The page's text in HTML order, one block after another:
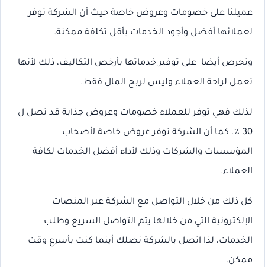
عميلنا على خصومات وعروض خاصة حيث أن الشركة توفر
لعملائها أفضل وأجود الخدمات بأقل تكلفة ممكنة.
وتحرص أيضا على توفير خدماتها بأرخص التكاليف، ذلك لأنها
تعمل لراحة العملاء وليس لربح المال فقط.
لذلك فهي توفر للعملاء خصومات وعروض جذابة قد تصل ل
30 ٪، كما أن الشركة توفر عروض خاصة لأصحاب
المؤسسات والشركات وذلك لأداء أفضل الخدمات لكافة
العملاء.
كل ذلك من خلال التواصل مع الشركة عبر المنصات
الإلكترونية التي من خلالها يتم التواصل السريع وطلب
الخدمات، لذا اتصل بالشركة نصلك أينما كنت بأسرع وقت
ممكن.